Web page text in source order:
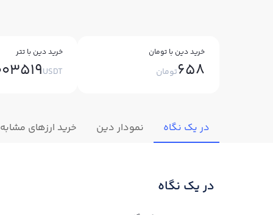
خرید دین با تومان
658تومان
خرید دین با تتر
USDT
در یک نگاه نمودار دین خرید ارزهای مشابه
در یک نگاه